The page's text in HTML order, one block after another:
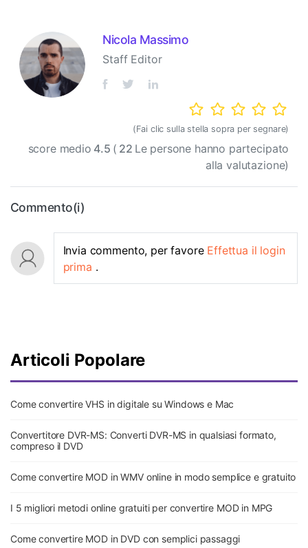
Nicola Massimo
Staff Editor
(Fai clic sulla stella sopra per segnare)
score medio 4.5 ( 22 Le persone hanno partecipato
alla valutazione)
Commento(i)
Invia commento, per favoreEffettua il login
prima .
Articoli Popolare
Come convertire VHS in digitale su Windows e Mac
Convertitore DVR-MS: Converti DVR-MS in qualsiasi formato,
compreso il DVD
Come convertire MOD in WMV online in modo semplice e gratuito
I 5 migliori metodi online gratuiti per convertire MOD in MPG
Come convertire MOD in DVD con semplici passaggi